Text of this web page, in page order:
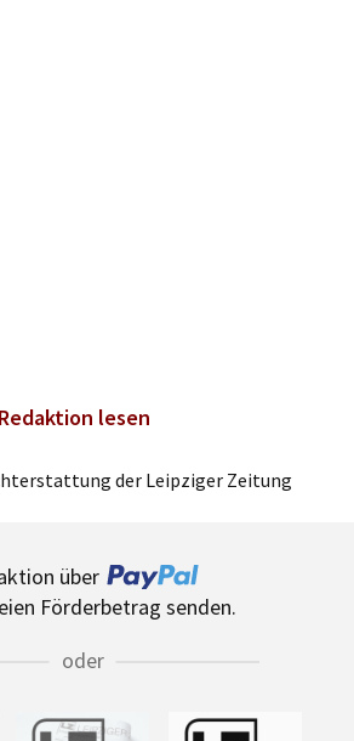
lesen
der Leipziger Zeitung
über
Förderbetrag senden.
oder